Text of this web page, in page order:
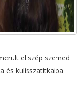
el szép szemed
és kulisszatitkaiba